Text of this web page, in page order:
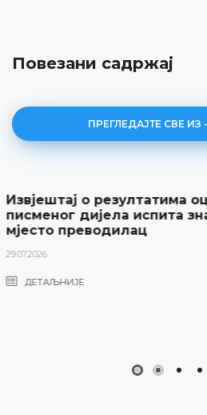
Повезани садржај
ПРЕГЛЕДАЈТЕ СВЕ
Јавни оглас за радно
22.06.2026.
ДЕТАЉНИЈЕ